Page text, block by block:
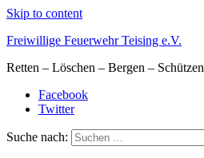
Skip to content
Freiwillige Feuerwehr Teising e.V.
Retten – Löschen – Bergen – Schützen
Facebook
Twitter
Suche nach: